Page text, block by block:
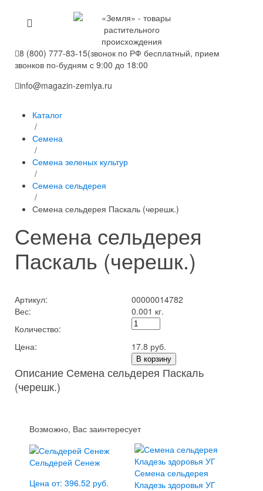
8 (800) 777-83-15(звонок по РФ бесплатный, прием
звонков по-будням с 9:00 до 18:00
info@magazin-zemlya.ru
Каталог
/
Семена
/
Семена зеленых культур
/
Семена сельдерея
/
Семена сельдерея Паскаль (черешк.)
Семена сельдерея
Паскаль (черешк.)
Артикул:
00000014782
Вес:
0.001 кг.
Количество:
Цена:
17.8 руб.
В корзину
Описание Семена сельдерея Паскаль
(черешк.)
Возможно, Вас заинтересует
Сельдерей Сенеж
Цена от: 396.52 руб.
Семена сельдерея
Кладезь здоровья УГ